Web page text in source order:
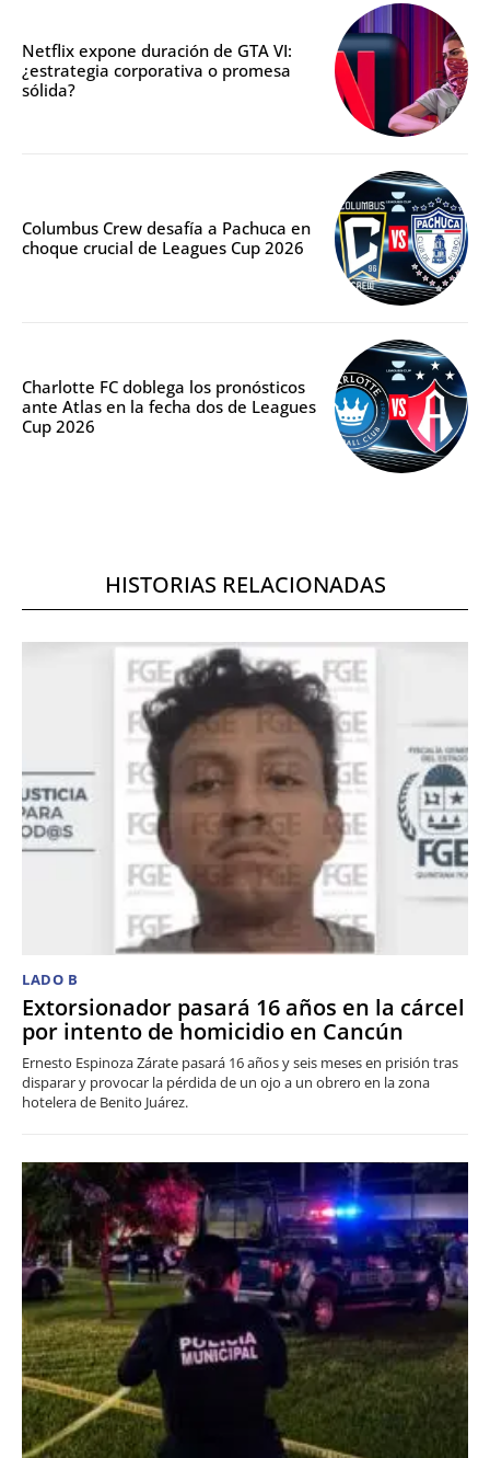
Netflix expone duración de GTA VI:
¿estrategia corporativa o promesa
sólida?
Columbus Crew desafía a Pachuca en
choque crucial de Leagues Cup 2026
Charlotte FC doblega los pronósticos
ante Atlas en la fecha dos de Leagues
Cup 2026
HISTORIAS RELACIONADAS
LADO B
Extorsionador pasará 16 años en la cárcel
por intento de homicidio en Cancún
Ernesto Espinoza Zárate pasará 16 años y seis meses en prisión tras
disparar y provocar la pérdida de un ojo a un obrero en la zona
hotelera de Benito Juárez.